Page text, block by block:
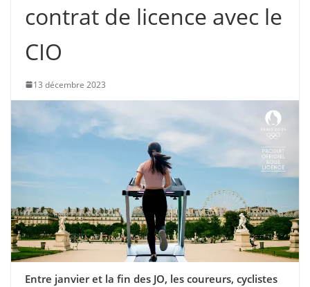
contrat de licence avec le
CIO
13 décembre 2023
Entre janvier et la fin des JO, les coureurs, cyclistes